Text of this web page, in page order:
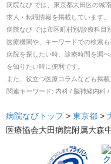
病院なび では、 東京都大田区の城
求人・転職情報を掲載しています。
病院なび では市区町村別/診療科目
医療機関や、キーワードでの検索も
病院を探したい時、診療時間を調
を知りたい時に便利です。
また、役立つ医療コラムなども掲
関連キーワード: 内科 / 脳神経内科
病院なびトップ > 東京都 >
医療協会大田病院附属大森